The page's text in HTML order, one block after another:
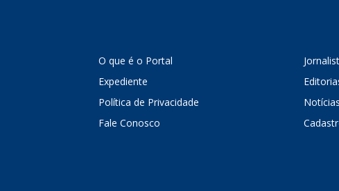
O que é o Portal
Expediente
Política de Privacidade
Fale Conosco
Notícias